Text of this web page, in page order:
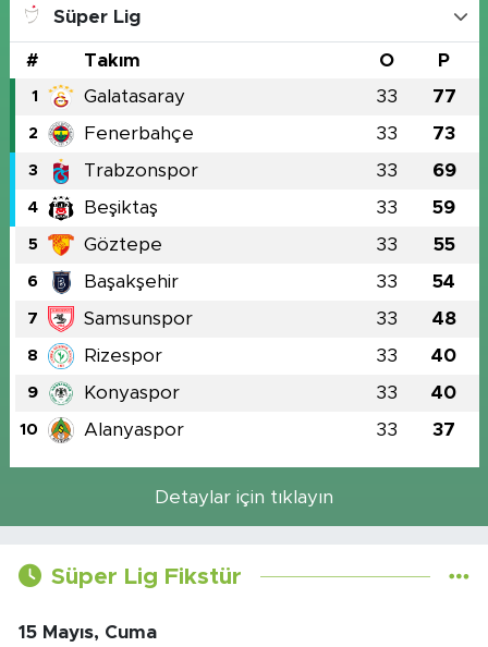
Süper Lig
# Takım O P
1 Galatasaray 33 77
2 Fenerbahçe 33 73
3 Trabzonspor 33 69
4 Beşiktaş 33 59
5 Göztepe 33 55
6 Başakşehir 33 54
7 Samsunspor 33 48
8 Rizespor 33 40
9 Konyaspor 33 40
10 Alanyaspor 33 37
Detaylar için tıklayın
Süper Lig Fikstür
15 Mayıs, Cuma